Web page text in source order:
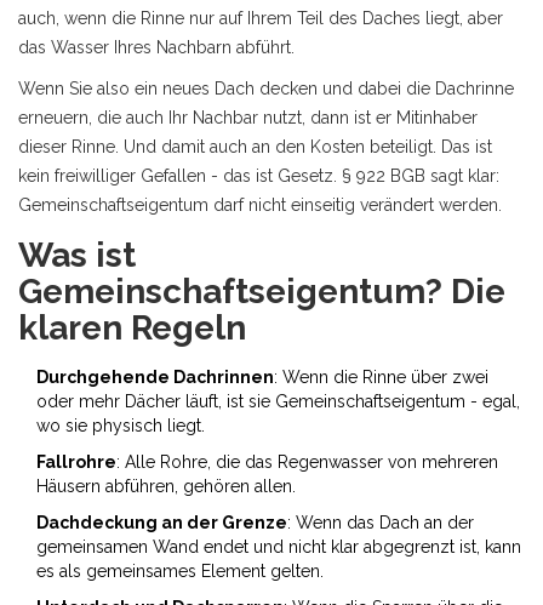
auch, wenn die Rinne nur auf Ihrem Teil des Daches liegt, aber
das Wasser Ihres Nachbarn abführt.
Wenn Sie also ein neues Dach decken und dabei die Dachrinne
erneuern, die auch Ihr Nachbar nutzt, dann ist er Mitinhaber
dieser Rinne. Und damit auch an den Kosten beteiligt. Das ist
kein freiwilliger Gefallen - das ist Gesetz. § 922 BGB sagt klar:
Gemeinschaftseigentum darf nicht einseitig verändert werden.
Was ist
Gemeinschaftseigentum? Die
klaren Regeln
Durchgehende Dachrinnen: Wenn die Rinne über zwei
oder mehr Dächer läuft, ist sie Gemeinschaftseigentum - egal,
wo sie physisch liegt.
Fallrohre: Alle Rohre, die das Regenwasser von mehreren
Häusern abführen, gehören allen.
Dachdeckung an der Grenze: Wenn das Dach an der
gemeinsamen Wand endet und nicht klar abgegrenzt ist, kann
es als gemeinsames Element gelten.